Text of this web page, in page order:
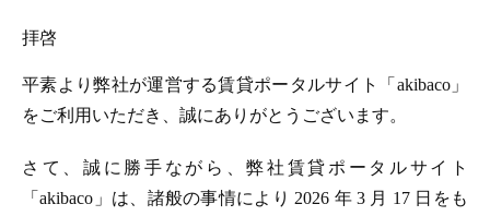
拝啓
平素より弊社が運営する賃貸ポータルサイト「akibaco」
をご利用いただき、誠にありがとうございます。
さて、誠に勝手ながら、弊社賃貸ポータルサイト
「akibaco」は、諸般の事情により 2026 年 3 月 17 日をも